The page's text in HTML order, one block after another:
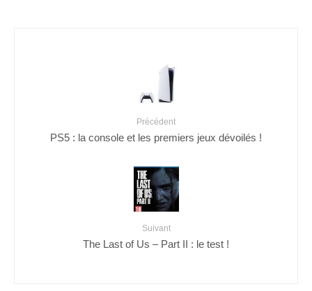
Précédent
PS5 : la console et les premiers jeux dévoilés !
Suivant
The Last of Us – Part II : le test !